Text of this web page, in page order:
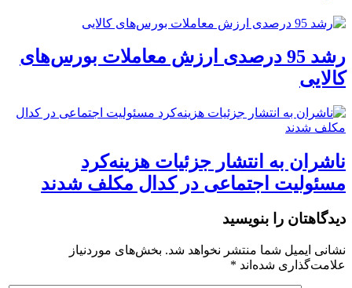
رشد 95 درصدی ارزش معاملات بورس‌های
کالایی
ناشران به انتشار جزئیات هزینه‌کرد
مسئولیت اجتماعی در کدال مکلف شدند
دیدگاهتان را بنویسید
نشانی ایمیل شما منتشر نخواهد شد. بخش‌های موردنیاز
علامت‌گذاری شده‌اند *